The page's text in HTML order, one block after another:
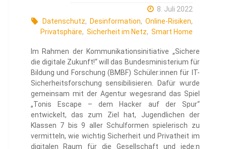
8. Juli 2022
Datenschutz, Desinformation, Online-Risiken,
Privatsphäre, Sicherheit im Netz, Smart Home
Im Rahmen der Kommunikationsinitiative „Sichere
die digitale Zukunft!“ will das Bundesministerium für
Bildung und Forschung (BMBF) Schüler:innen für IT-
Sicherheitsforschung sensibilisieren. Dafür wurde
gemeinsam mit der Agentur wegesrand das Spiel
„Tonis Escape – dem Hacker auf der Spur“
entwickelt, das zum Ziel hat, Jugendlichen der
Klassen 7 bis 9 aller Schulformen spielerisch zu
vermitteln, wie wichtig Sicherheit und Privatheit im
digitalen Raum für die Gesellschaft und jede:n